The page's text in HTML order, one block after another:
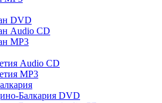
DVD
Audio CD
MP3
Audio CD
MP3
Балкария DVD